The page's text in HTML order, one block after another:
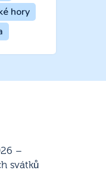
hory
–
svátků